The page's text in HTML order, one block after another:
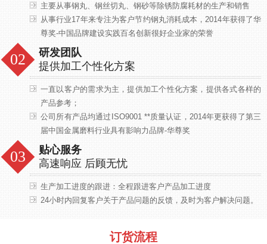
主要从事钢丸、钢丝切丸、钢砂等除锈防腐耗材的生产和销售
从事行业17年来专注为客户节约钢丸消耗成本，2014年获得了华
尊奖-中国品牌建设实践百名创新很好企业家的荣誉
研发团队
提供加工个性化方案
一直以客户的需求为主，提供加工个性化方案，提供各式各样的
产品参考；
公司所有产品均通过ISO9001 **质量认证，2014年更获得了第三
届中国金属磨料行业具有影响力品牌-华尊奖
贴心服务
高速响应 后顾无忧
生产加工进度的跟进：全程跟进客户产品加工进度
24小时内回复客户关于产品问题的反馈，及时为客户解决问题。
订货流程